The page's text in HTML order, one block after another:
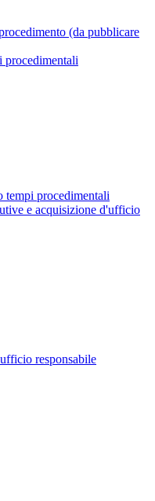
(da pubblicare
procedimentali
tempi procedimentali
e acquisizione d'ufficio
responsabile